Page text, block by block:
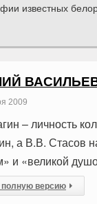
известных
2009
– личность
а В.В. Стасов
и «великой
версию